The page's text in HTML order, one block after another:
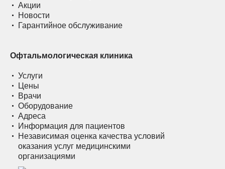
Акции
Новости
Гарантийное обслуживание
Офтальмологическая клиника
Услуги
Цены
Врачи
Оборудование
Адреса
Информация для пациентов
Независимая оценка качества условий
оказания услуг медицинскими
организациями